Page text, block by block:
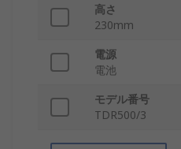
高さ
230mm
電源
電池
モデル番号
TDR500/3